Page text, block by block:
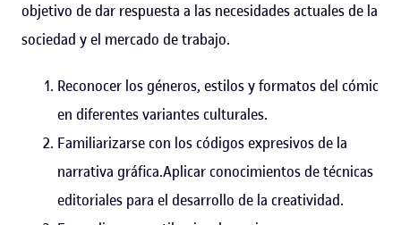
objetivo de dar respuesta a las necesidades actuales de la
sociedad y el mercado de trabajo.
Reconocer los géneros, estilos y formatos del cómic
en diferentes variantes culturales.
Familiarizarse con los códigos expresivos de la
narrativa gráfica.Aplicar conocimientos de técnicas
editoriales para el desarrollo de la creatividad.